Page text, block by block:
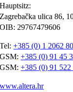
Hauptsitz:
Zagrebačka ulica 86,
OIB: 29767479606
Tel:+385 (0) 1 2062
GSM:+385 (0) 91 45
GSM:+385 (0) 91 522
www.altera.hr